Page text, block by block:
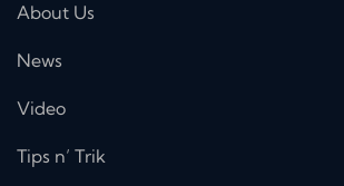
About Us
News
Video
Tips n’ Trik